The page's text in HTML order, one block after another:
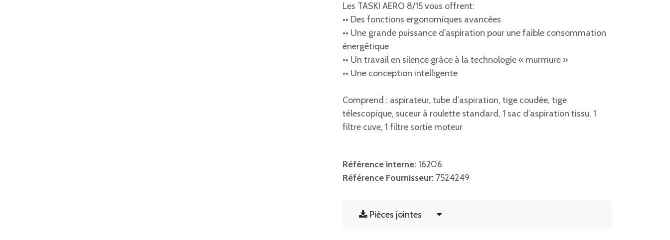
Les TASKI AERO 8/15 vous offrent:
•• Des fonctions ergonomiques avancées
•• Une grande puissance d’aspiration pour une faible consommation
énergétique
•• Un travail en silence grâce à la technologie « murmure »
•• Une conception intelligente
Comprend : aspirateur, tube d’aspiration, tige coudée, tige
télescopique, suceur à roulette standard, 1 sac d’aspiration tissu, 1
filtre cuve, 1 filtre sortie moteur
Référence interne: 16206
Référence Fournisseur: 7524249
Pièces jointes